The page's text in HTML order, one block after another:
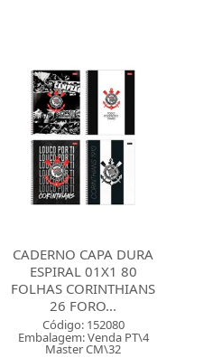
CADERNO CAPA DURA
ESPIRAL 01X1 80
FOLHAS CORINTHIANS
26 FORO...
Código: 152080
Embalagem: Venda PT\4
Master CM\32